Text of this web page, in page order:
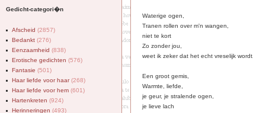
Waterige ogen,
Tranen rollen over m'n wangen,
niet te kort
Zo zonder jou,
weet ik zeker dat het echt vreselijk wordt.
Een groot gemis,
Warmte, liefde,
je geur, je stralende ogen,
je lieve lach
Gedicht-categori�n
Afscheid (2857)
Bedankt (276)
Eenzaamheid (838)
Erotische gedichten (576)
Fantasie (501)
Haar liefde voor haar(268)
Haar liefde voor hem (601)
Hartenkreten (924)
Herinneringen (493)